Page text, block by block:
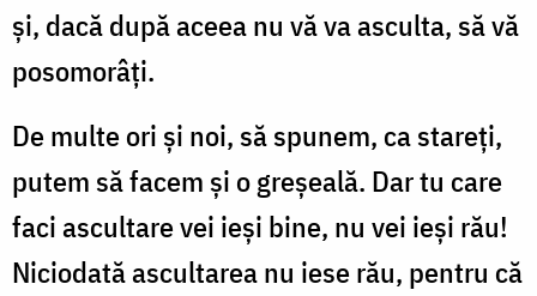
și, dacă după aceea nu vă va asculta, să vă
posomorâți.
De multe ori și noi, să spunem, ca stareți,
putem să facem și o greșeală. Dar tu care
faci ascultare vei ieși bine, nu vei ieși rău!
Niciodată ascultarea nu iese rău, pentru că